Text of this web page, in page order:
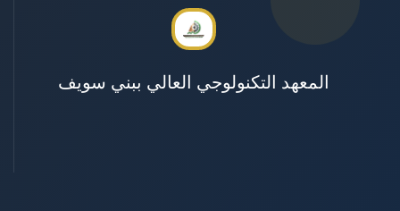
المعهد التكنولوجي العالي ببني سويف